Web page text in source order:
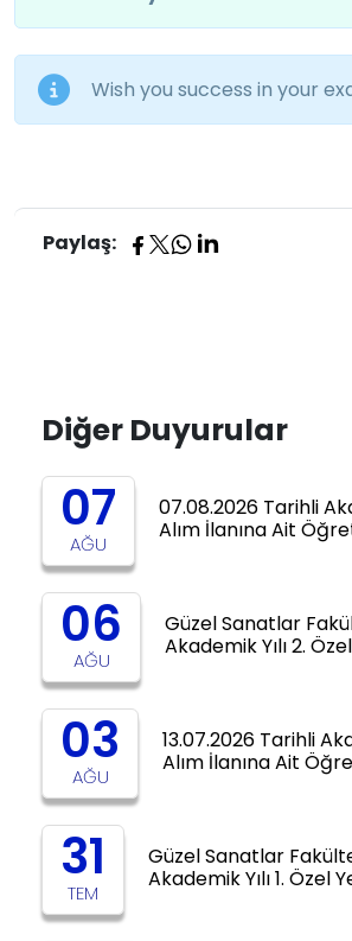
Wish you success in your
Paylaş:
Diğer Duyurular
07
AĞU
07.08.2026 Tarihli
Alım İlanına Ait
06
AĞU
Güzel Sanatlar
Akademik Yılı 2.
03
AĞU
13.07.2026 Tarihli
Alım İlanına Ait
31
TEM
Güzel Sanatlar
Akademik Yılı 1. Özel